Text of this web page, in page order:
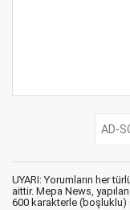
UYARI: Yorumların her
aittir. Mepa News,
600 karakterle (boşluklu)